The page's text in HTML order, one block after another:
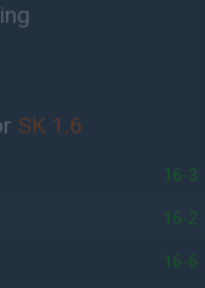
SK 1.6
16-3
16-2
16-6